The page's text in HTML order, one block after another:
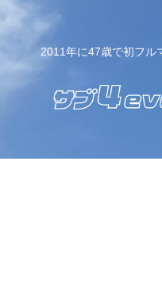
2011年に47歳で初フル